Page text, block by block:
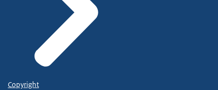
Copyright